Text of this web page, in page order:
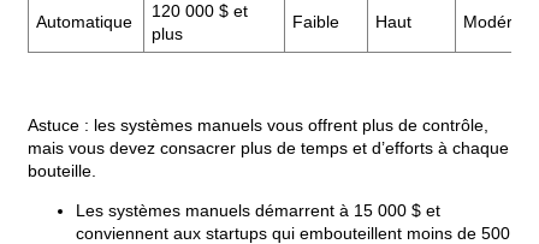
Automatique
120 000 $ et
plus
Faible Haut Modéré
Astuce : les systèmes manuels vous offrent plus de contrôle,
mais vous devez consacrer plus de temps et d’efforts à chaque
bouteille.
Les systèmes manuels démarrent à 15 000 $ et
conviennent aux startups qui embouteillent moins de 500